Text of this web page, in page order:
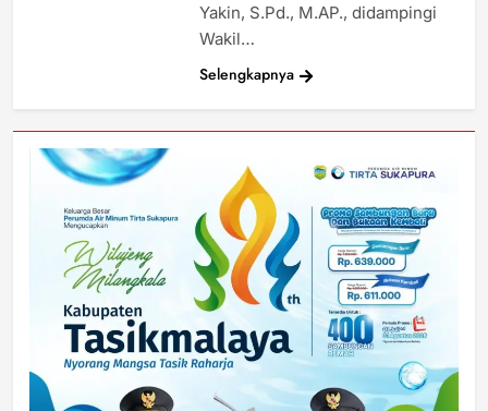
Yakin, S.Pd., M.AP., didampingi
Wakil…
Selengkapnya